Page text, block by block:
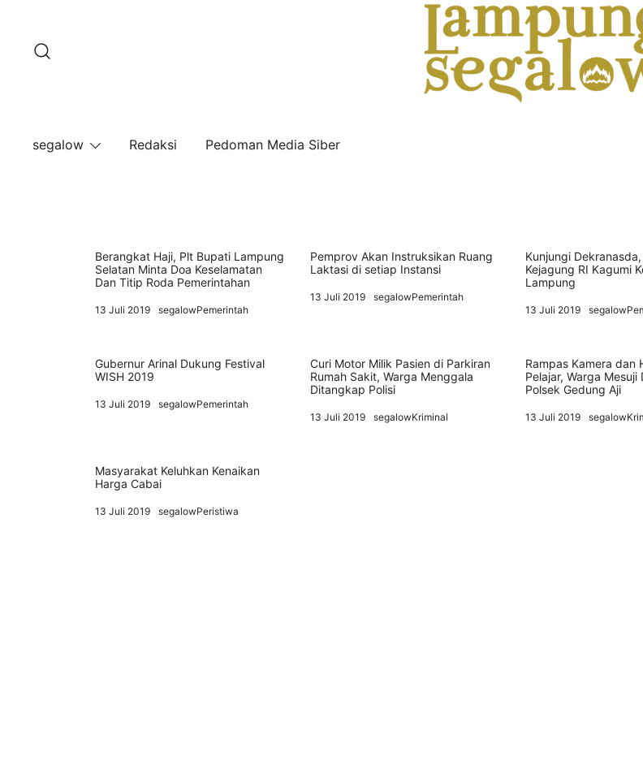
konten
segalow
Redaksi Pedoman Media Siber
Berangkat Haji, Plt Bupati Lampung
Selatan Minta Doa Keselamatan
Dan Titip Roda Pemerintahan
13 Juli 2019 segalowPemerintah
Pemprov Akan Instruksikan Ruang
Laktasi di setiap Instansi
13 Juli 2019 segalowPemerintah
Kunjungi
Kejagung RI Kagumi
Lampung
13 Juli 2019
Gubernur Arinal Dukung Festival
WISH 2019
13 Juli 2019 segalowPemerintah
Curi Motor Milik Pasien di Parkiran
Rumah Sakit, Warga Menggala
Ditangkap Polisi
13 Juli 2019 segalowKriminal
Rampas Kamera dan
Pelajar, Warga Mesuji
Polsek Gedung Aji
13 Juli 2019
Masyarakat Keluhkan Kenaikan
Harga Cabai
13 Juli 2019 segalowPeristiwa